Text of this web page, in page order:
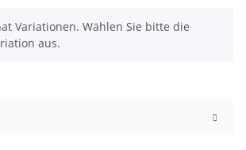
Variationen. Wählen Sie bitte die
aus.